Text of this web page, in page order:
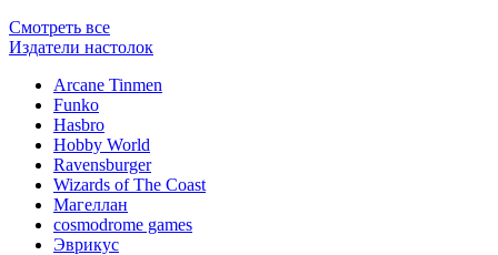
Смотреть все
Издатели настолок
Arcane Tinmen
Funko
Hasbro
Hobby World
Ravensburger
Wizards of The Coast
Магеллан
сosmodrome games
Эврикус